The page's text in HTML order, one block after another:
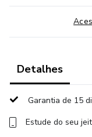
Detalhes
Garantia de 15
Estude do seu